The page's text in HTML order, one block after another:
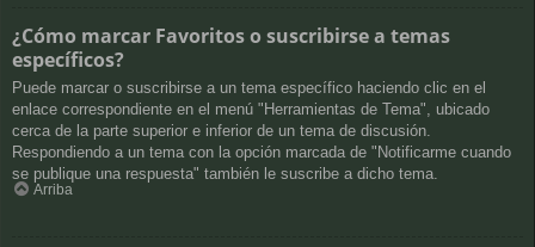
¿Cómo marcar Favoritos o suscribirse a temas
específicos?
Puede marcar o suscribirse a un tema específico haciendo clic en el
enlace correspondiente en el menú "Herramientas de Tema", ubicado
cerca de la parte superior e inferior de un tema de discusión.
Respondiendo a un tema con la opción marcada de "Notificarme cuando
se publique una respuesta" también le suscribe a dicho tema.
Arriba